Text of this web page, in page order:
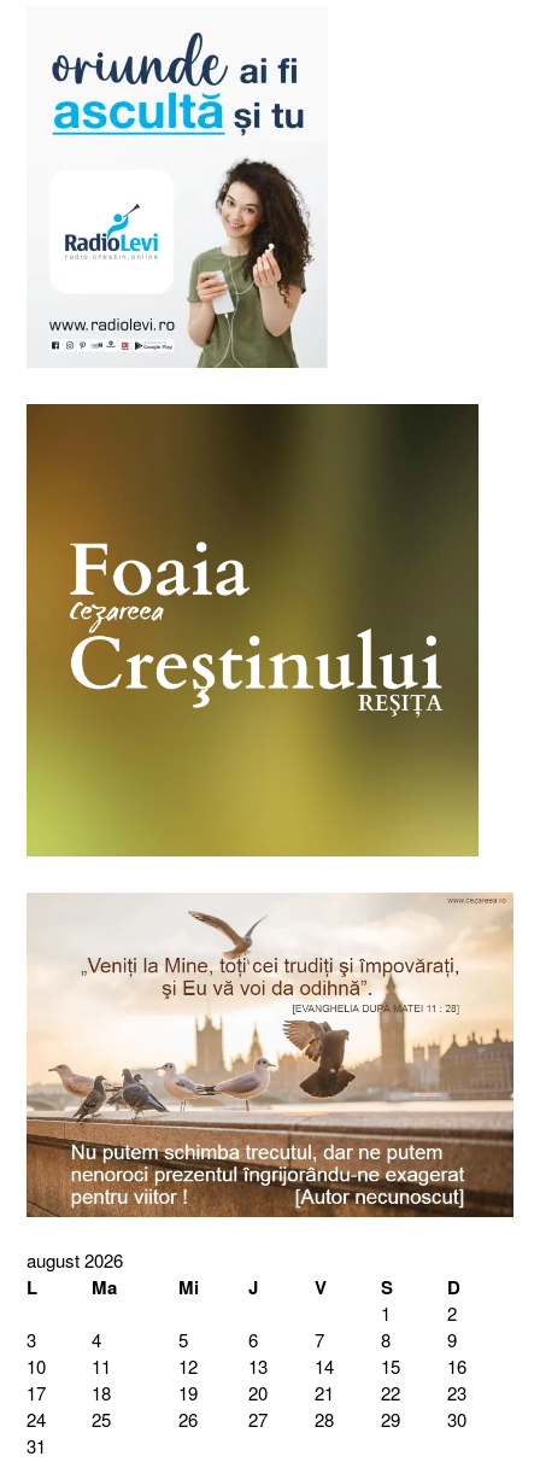
august 2026
L Ma Mi J V S D
1
2
3
4 5 6 7 8
9
10
11 12 13 14 15
16
17
18 19 20 21 22
23
24
25 26 27 28 29
30
31